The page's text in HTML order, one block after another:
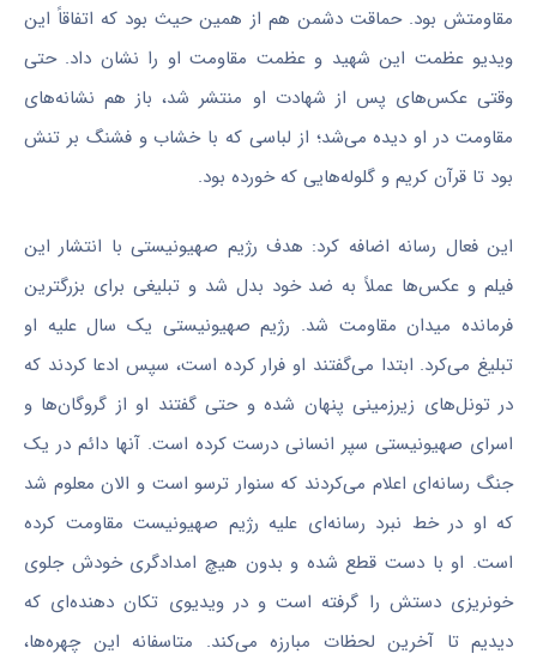
مقاومتش بود. حماقت دشمن هم از همین حیث بود که اتفاقاً این
ویدیو عظمت این شهید و عظمت مقاومت او را نشان داد. حتی
وقتی عکس‌های پس از شهادت او منتشر شد، باز هم نشانه‌های
مقاومت در او دیده می‌شد؛ از لباسی که با خشاب و فشنگ بر تنش
بود تا قرآن کریم و گلوله‌هایی که خورده بود.
این فعال رسانه اضافه کرد: هدف رژیم صهیونیستی با انتشار این
فیلم و عکس‌ها عملاً به ضد خود بدل شد و تبلیغی برای بزرگترین
فرمانده میدان مقاومت شد. رژیم صهیونیستی یک سال علیه او
تبلیغ می‌کرد. ابتدا می‌گفتند او فرار کرده است، سپس ادعا کردند که
در تونل‌های زیرزمینی پنهان شده و حتی گفتند او از گروگان‌ها و
اسرای صهیونیستی سپر انسانی درست کرده است. آنها دائم در یک
جنگ رسانه‌ای اعلام می‌کردند که سنوار ترسو است و الان معلوم شد
که او در خط نبرد رسانه‌ای علیه رژیم صهیونیست مقاومت کرده
است. او با دست قطع شده و بدون هیچ امدادگری خودش جلوی
خونریزی دستش را گرفته است و در ویدیوی تکان دهنده‌ای که
دیدیم تا آخرین لحظات مبارزه می‌کند. متاسفانه این چهره‌ها،